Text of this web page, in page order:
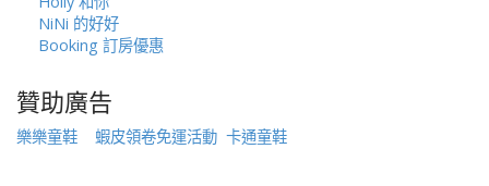
NiNi 的好好
Booking 訂房優惠
贊助廣告
樂樂童鞋 蝦皮領卷免運活動 卡通童鞋